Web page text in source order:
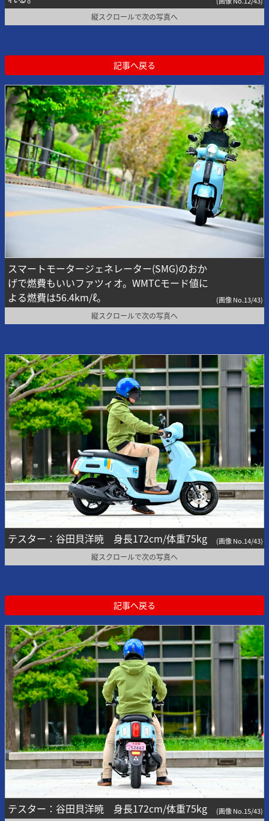
縦スクロールで次の写真へ
記事へ戻る
スマートモータージェネレーター(SMG)のおか
げで燃費もいいファツィオ。WMTCモード値に
よる燃費は56.4km/ℓ。
(画像 No.13/43)
縦スクロールで次の写真へ
テスター：谷田貝洋暁 身長172cm/体重75kg (画像 No.14/43)
縦スクロールで次の写真へ
記事へ戻る
テスター：谷田貝洋暁 身長172cm/体重75kg (画像 No.15/43)